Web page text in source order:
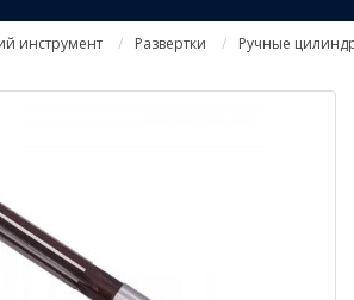
инструмент Развертки Ручные